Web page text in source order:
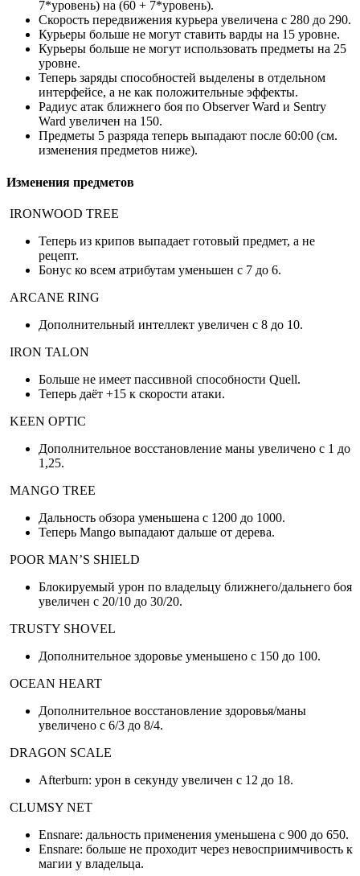
7*уровень) на (60 + 7*уровень).
Скорость передвижения курьера увеличена с 280 до 290.
Курьеры больше не могут ставить варды на 15 уровне.
Курьеры больше не могут использовать предметы на 25
уровне.
Теперь заряды способностей выделены в отдельном
интерфейсе, а не как положительные эффекты.
Радиус атак ближнего боя по Observer Ward и Sentry
Ward увеличен на 150.
Предметы 5 разряда теперь выпадают после 60:00 (см.
изменения предметов ниже).
Изменения предметов
IRONWOOD TREE
Теперь из крипов выпадает готовый предмет, а не
рецепт.
Бонус ко всем атрибутам уменьшен с 7 до 6.
ARCANE RING
Дополнительный интеллект увеличен с 8 до 10.
IRON TALON
Больше не имеет пассивной способности Quell.
Теперь даёт +15 к скорости атаки.
KEEN OPTIC
Дополнительное восстановление маны увеличено с 1 до
1,25.
MANGO TREE
Дальность обзора уменьшена с 1200 до 1000.
Теперь Mango выпадают дальше от дерева.
POOR MAN’S SHIELD
Блокируемый урон по владельцу ближнего/дальнего боя
увеличен с 20/10 до 30/20.
TRUSTY SHOVEL
Дополнительное здоровье уменьшено с 150 до 100.
OCEAN HEART
Дополнительное восстановление здоровья/маны
увеличено с 6/3 до 8/4.
DRAGON SCALE
Afterburn: урон в секунду увеличен с 12 до 18.
CLUMSY NET
Ensnare: дальность применения уменьшена с 900 до 650.
Ensnare: больше не проходит через невосприимчивость к
магии у владельца.